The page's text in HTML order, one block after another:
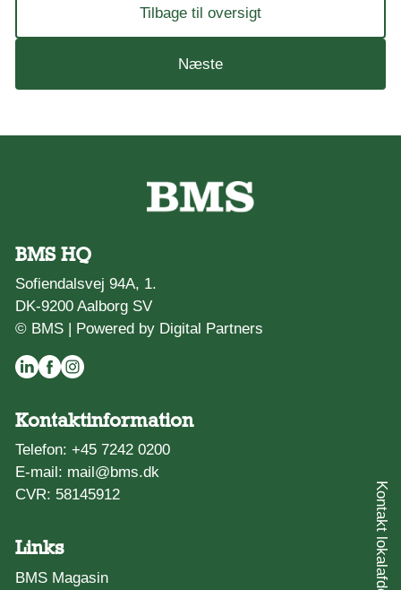
Kontakt lokalafdeling
Tilbage til oversigt
Næste
BMS HQ
Sofiendalsvej 94A, 1.
DK-9200 Aalborg SV
© BMS | Powered by Digital Partners
Kontaktinformation
Telefon:+45 7242 0200
E-mail: mail@bms.dk
CVR: 58145912
Links
BMS Magasin